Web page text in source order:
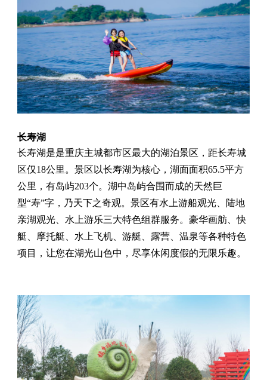
长寿湖
长寿湖是是重庆主城都市区最大的湖泊景区，距长寿城
区仅18公里。景区以长寿湖为核心，湖面面积65.5平方
公里，有岛屿203个。湖中岛屿合围而成的天然巨
型“寿”字，乃天下之奇观。景区有水上游船观光、陆地
亲湖观光、水上游乐三大特色组群服务。豪华画舫、快
艇、摩托艇、水上飞机、游艇、露营、温泉等各种特色
项目，让您在湖光山色中，尽享休闲度假的无限乐趣。